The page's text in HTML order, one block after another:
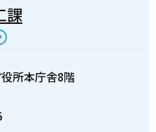
課
所本庁舎8階